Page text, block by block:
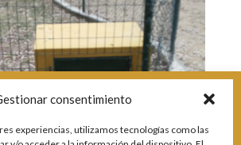
consentimiento
experiencias, utilizamos tecnologías como las
DE SITIO DE CALAHONDA
Sitio de Calahonda
La Siesta